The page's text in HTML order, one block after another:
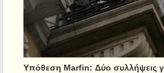
Υπόθεση Marfin: Δύο συλλήψεις